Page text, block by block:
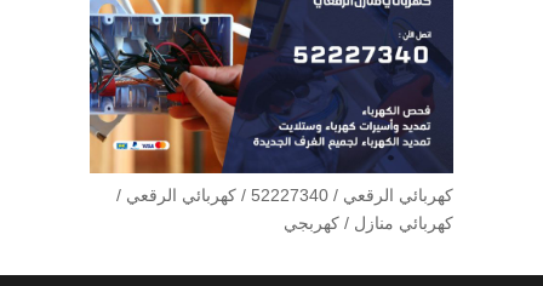
كهربائي الرقعي / 52227340 / كهربائي الرقعي /
كهربائي منازل / كهربجي